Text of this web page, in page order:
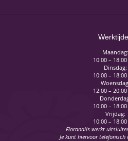
Maandag:
10:00 –
Dinsdag:
10:00 –
12:00 –
10:00 –
Vrijdag:
10:00 –
Floranails werkt
Je kunt hiervoor telefonisch